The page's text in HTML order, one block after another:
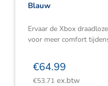
Blauw
Ervaar de Xbox
voor meer comfort
€64.99
€53.71 ex.btw